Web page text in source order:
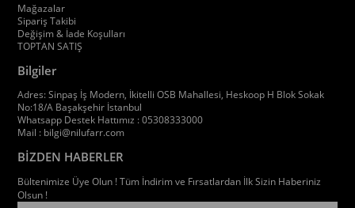
Mağazalar
Sipariş Takibi
Değişim & İade Koşulları
TOPTAN SATIŞ
Bilgiler
Adres: Sinpaş İş Modern, İkitelli OSB Mahallesi, Heskoop H Blok Sokak
No:18/A Başakşehir İstanbul
Whatsapp Destek Hattımız : 05308333000
Mail : bilgi@nilufarr.com
BİZDEN HABERLER
Bültenimize Üye Olun ! Tüm İndirim ve Fırsatlardan İlk Sizin Haberiniz
Olsun !